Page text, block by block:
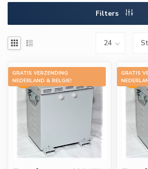
Filters
GRATIS VERZENDING
NEDERLAND & BELGIE!
-15%
GRATIS
-15%